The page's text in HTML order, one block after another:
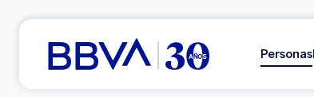
Ir al contenido principal
Personas